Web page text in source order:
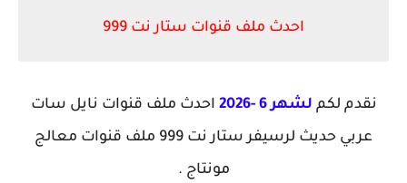
احدث ملف قنوات ستار نت 999
نقدم لكم لشهر 6 -2026
احدث ملف قنوات نايل سات
عربي حديث لرسيفر ستار نت 999 ملف قنوات معالج
مونتاج .